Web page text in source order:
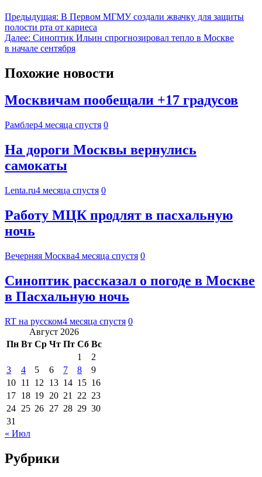
Предыдущая: В Первом МГМУ создали жвачку для защиты
полости рта от кариеса
Далее: Синоптик Ильин спрогнозировал тепло в Москве
в начале сентября
Похожие новости
Москвичам пообещали +17 градусов
Рамблер4 месяца спустя 0
На дороги Москвы вернулись
самокаты
Lenta.ru4 месяца спустя 0
Работу МЦК продлят в пасхальную
ночь
Вечерняя Москва4 месяца спустя 0
Синоптик рассказал о погоде в Москве
в Пасхальную ночь
RT на русском4 месяца спустя 0
Август 2026
Пн Вт Ср Чт Пт Сб Вс
1
2
3
4 5 6 7 8
9
10 11 12 13 14 15 16
17 18 19 20 21 22 23
24 25 26 27 28 29 30
31
« Июл
Рубрики